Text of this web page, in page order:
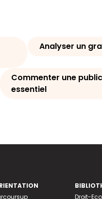
Analyser un
Commenter une
essentiel
Droit-